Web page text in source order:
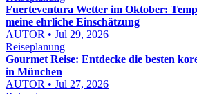
Fuerteventura Wetter im Oktober:
meine ehrliche Einschätzung
AUTOR • Jul 29, 2026
Reiseplanung
Gourmet Reise: Entdecke die besten
in München
AUTOR • Jul 27, 2026